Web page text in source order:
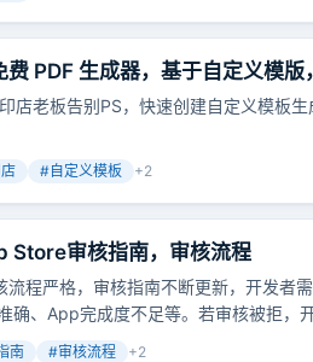
PDF 生成器，基于自定义模
店老板告别PS，快速创建自定义模板生
#自定义模板 +2
Store审核指南，审核流程
程严格，审核指南不断更新，开发者
确、App完成度不足等。若审核被拒，
南 #审核流程 +2